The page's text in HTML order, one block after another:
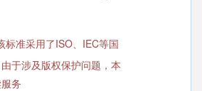
标准采用了ISO、IEC等国
于涉及版权保护问题，本
务